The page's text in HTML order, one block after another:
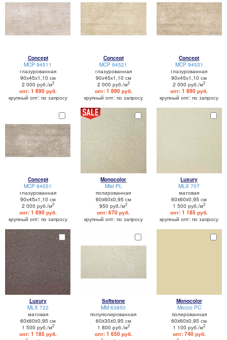
Concept
MCP 94511
глазурованная
90х45х1,10 см
2 000 руб./м2
опт: 1 890 руб.
крупный опт: по запросу
Concept
MCP 94521
глазурованная
90х45х1,10 см
2 000 руб./м2
опт: 1 890 руб.
крупный опт: по запросу
Concept
MCP 94531
глазурованная
90х45х1,10 см
2 000 руб./м2
опт: 1 890 руб.
крупный опт: по запросу
Concept
MCP 94551
глазурованная
90х45х1,10 см
2 000 руб./м2
опт: 1 890 руб.
крупный опт: по запросу
Monocolor
Mist PL
полированная
60x60x0,95 см
950 руб./м2
опт: 670 руб.
крупный опт: по запросу
Luxury
MLX 707
матовая
60x60x0,95 см
1 500 руб./м2
опт: 1 185 руб.
крупный опт: по запросу
Luxury
MLX 722
матовая
60x60x0,95 см
1 500 руб./м2
опт: 1 185 руб.
Softstone
MM 63850
полуполированная
60x30x0,95 см
1 800 руб./м2
опт: 1 650 руб.
Monocolor
Mocco PC
полированная
60x60x0,95 см
1 100 руб./м2
опт: 740 руб.